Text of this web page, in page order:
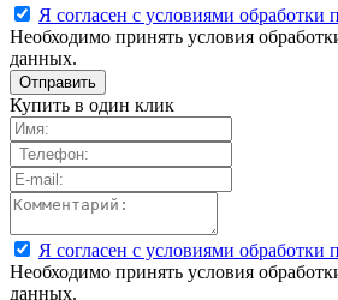
Я согласен с условиями
Необходимо принять условия
данных.
Купить в один клик
Я согласен с условиями
Необходимо принять условия
данных.